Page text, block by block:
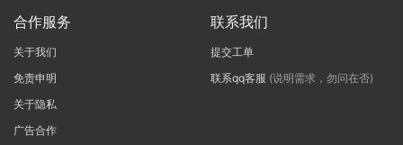
合作服务
关于我们
免责申明
关于隐私
广告合作
联系我们
提交工单
联系qq客服 (说明需求，勿问在否)